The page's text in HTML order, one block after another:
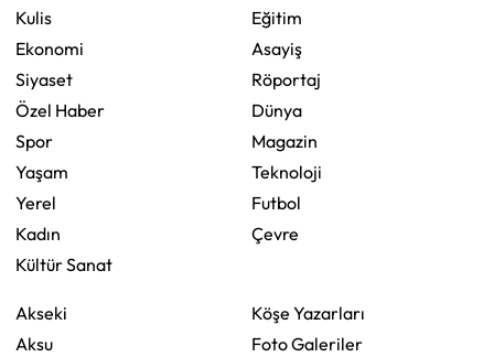
Kulis
Ekonomi
Siyaset
Özel Haber
Spor
Yaşam
Yerel
Kadın
Kültür Sanat
Eğitim
Asayiş
Röportaj
Dünya
Magazin
Teknoloji
Futbol
Çevre
Akseki
Aksu
Köşe Yazarları
Foto Galeriler